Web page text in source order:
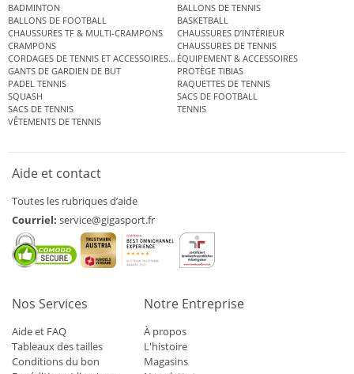
BADMINTON
BALLONS DE TENNIS
BALLONS DE FOOTBALL
BASKETBALL
CHAUSSURES TF & MULTI-CRAMPONS
CHAUSSURES D’INTÉRIEUR
CRAMPONS
CHAUSSURES DE TENNIS
CORDAGES DE TENNIS ET ACCESSOIRES DE TENNISÉQUIPEMENT & ACCESSOIRES
GANTS DE GARDIEN DE BUT
PROTÈGE TIBIAS
PADEL TENNIS
RAQUETTES DE TENNIS
SQUASH
SACS DE FOOTBALL
SACS DE TENNIS
TENNIS
VÊTEMENTS DE TENNIS
Aide et contact
Toutes les rubriques d’aide
Courriel: service@gigasport.fr
Nos Services
Aide et FAQ
Tableaux des tailles
Conditions du bon
Notre Entreprise
À propos
L'histoire
Magasins